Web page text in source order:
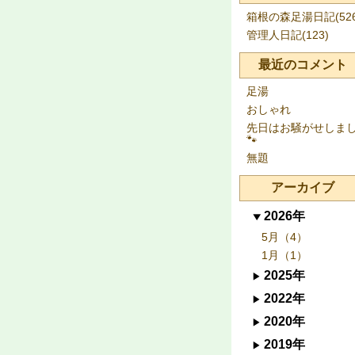
箱根の森足湯日記
管理人日記(123)
最近のコメント
足湯
おしゃれ
先日はお騒がせしま
🐾
無題
アーカイブ
2026年
5月（4）
1月（1）
2025年
2022年
2020年
2019年